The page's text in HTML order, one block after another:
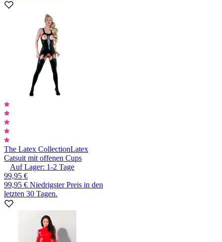
The Latex CollectionLatex
Catsuit mit offenen Cups
Auf Lager: 1-2 Tage
99,95 €
99,95 € Niedrigster Preis in den
letzten 30 Tagen.